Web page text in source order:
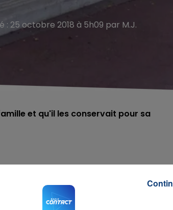
: 25 octobre 2018 à 5h09 par M.J.
et qu'il les conservait pour sa
pour détention illégale d’armes.
et ses dirigeants, les forces de